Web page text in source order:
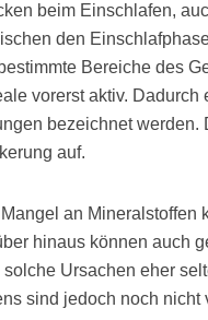
beim Einschlafen,
den
Bereiche des
vorerst aktiv.
bezeichnet
auf.
an
hinaus können auch
Ursachen eher
sind jedoch noch